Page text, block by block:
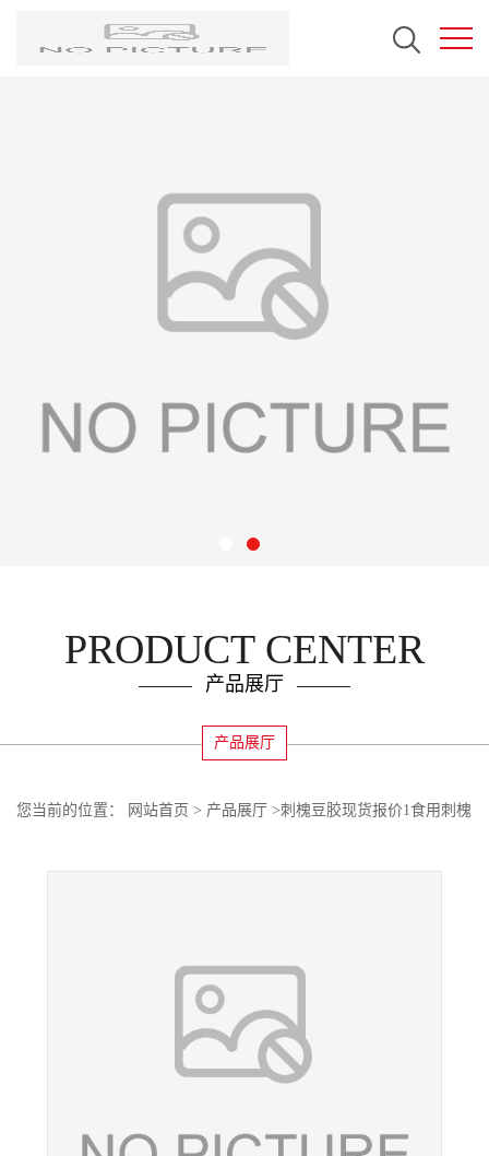
PRODUCT CENTER
产品展厅
产品展厅
您当前的位置： 网站首页 > 产品展厅 >刺槐豆胶现货报价1食用刺槐